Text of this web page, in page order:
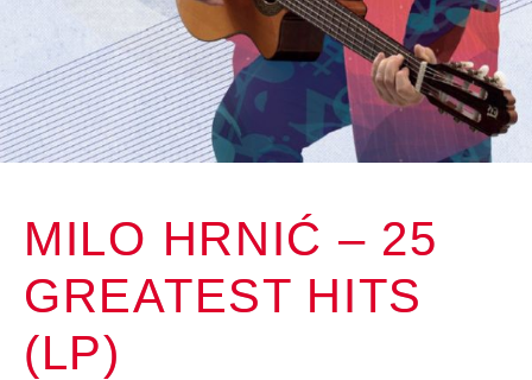
MILO HRNIĆ – 25
GREATEST HITS
(LP)